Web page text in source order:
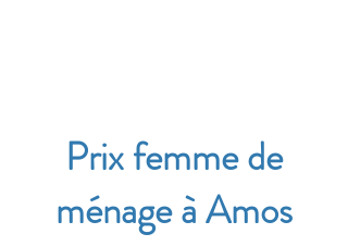
Prix femme de
ménage à Amos